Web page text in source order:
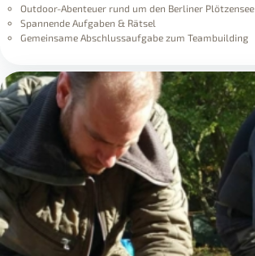
Outdoor-Abenteuer rund um den Berliner Plötzensee
Spannende Aufgaben & Rätsel
Gemeinsame Abschlussaufgabe zum Teambuilding